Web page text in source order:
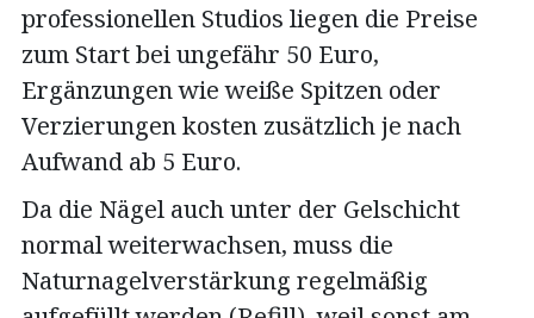
professionellen Studios liegen die Preise
zum Start bei ungefähr 50 Euro,
Ergänzungen wie weiße Spitzen oder
Verzierungen kosten zusätzlich je nach
Aufwand ab 5 Euro.
Da die Nägel auch unter der Gelschicht
normal weiterwachsen, muss die
Naturnagelverstärkung regelmäßig